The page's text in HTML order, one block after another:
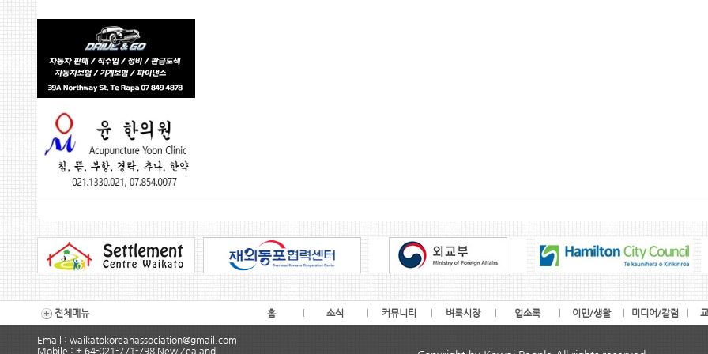
홈 소식 커뮤니티 벼룩시장 업소록 이민/생활 미디어/칼럼
전체메뉴
Email : waikatokoreanassociation@gmail.com
Mobile : + 64-021-771-798 New Zealand